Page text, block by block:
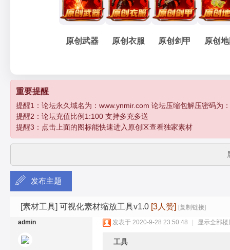
孽
传
原创武器 原创衣服 原创剑甲 原创
重要提醒
提醒1：论坛永久域名为：www.ynmir.com 论坛压缩包解压密码为
提醒2：论坛充值比例1:100 支持多充多送
提醒3：点击上面的图标能快速进入原创区查看独家素材
发布主题
[素材工具] 可视化素材缩放工具v1.0 [3人赞] [复制链接]
admin 发表于 2020-9-28 23:50:48 显示全部楼
工具